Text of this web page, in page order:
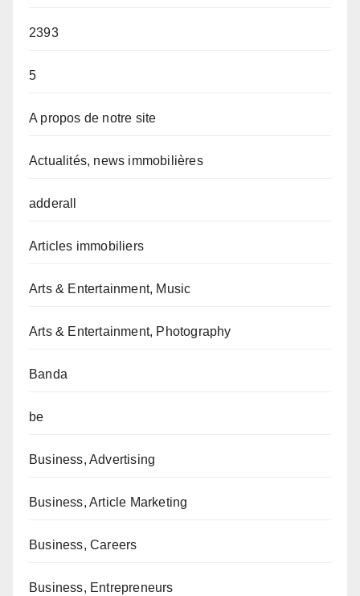
2393
5
A propos de notre site
Actualités, news immobilières
adderall
Articles immobiliers
Arts & Entertainment, Music
Arts & Entertainment, Photography
Banda
be
Business, Advertising
Business, Article Marketing
Business, Careers
Business, Entrepreneurs